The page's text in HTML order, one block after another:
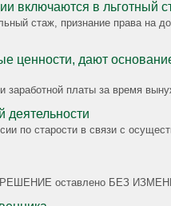
включаются в льготный
стаж, признание права
нему со стороны
заработной платы за
деятельности
по старости в связи с
РЕШЕНИЕ оставлено БЕЗ